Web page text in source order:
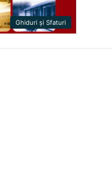
Ghiduri și Sfaturi